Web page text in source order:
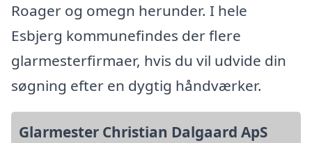
Roager og omegn herunder. I hele
Esbjerg kommunefindes der flere
glarmesterfirmaer, hvis du vil udvide din
søgning efter en dygtig håndværker.
Glarmester Christian Dalgaard ApS